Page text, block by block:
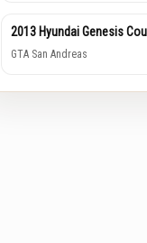
2013 Hyundai Genesis
GTA San Andreas